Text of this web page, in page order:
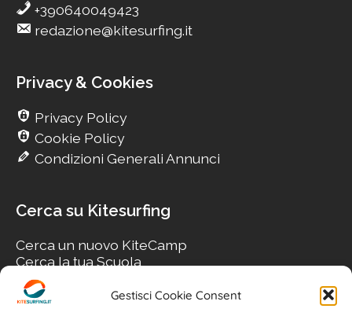
Gestisci Cookie Consent
+390640049423
redazione@kitesurfing.it
Privacy & Cookies
Privacy Policy
Cookie Policy
Condizioni Generali Annunci
Cerca su Kitesurfing
Cerca un nuovo KiteCamp
Cerca la tua Scuola
Cerca il tuo KiteSpot
Cerca Accommodation